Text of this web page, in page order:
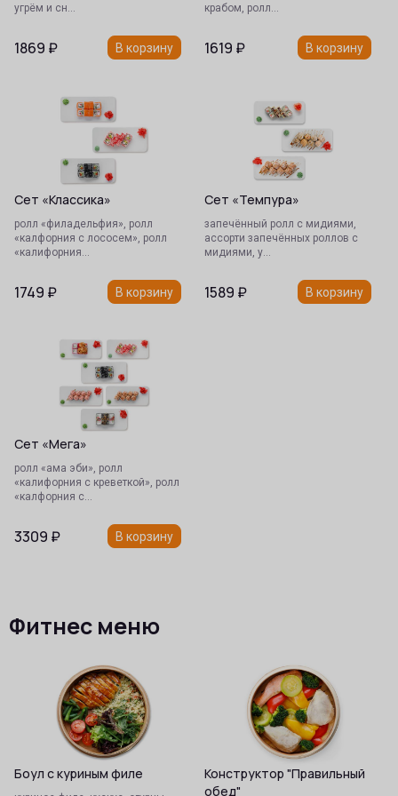
угрём и сн…
1869 ₽ В корзину
крабом, ролл…
1619 ₽ В корзину
Сет «Классика»
ролл «филадельфия», ролл
«калфорния с лососем», ролл
«калифорния…
1749 ₽ В корзину
Сет «Темпура»
запечённый ролл с мидиями,
ассорти запечённых роллов с
мидиями, у…
1589 ₽ В корзину
Сет «Мега»
ролл «ама эби», ролл
«калифорния с креветкой», ролл
«калфорния с…
3309 ₽ В корзину
Фитнес меню
Боул с куриным филе
Конструктор "Правильный
обед"